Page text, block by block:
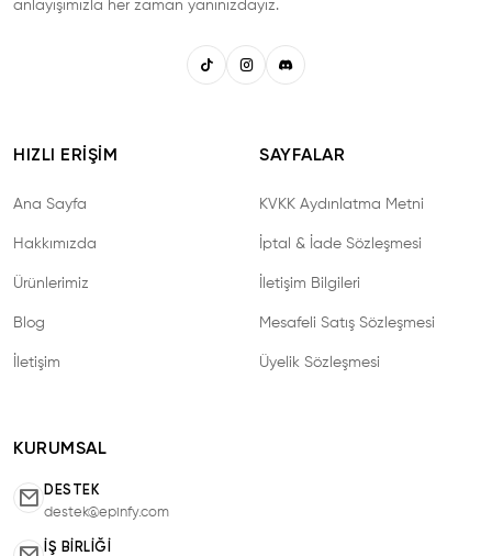
anlayışımızla her zaman yanınızdayız.
HIZLI ERIŞIM
Ana Sayfa
Hakkımızda
Ürünlerimiz
Blog
İletişim
SAYFALAR
KVKK Aydınlatma Metni
İptal & İade Sözleşmesi
İletişim Bilgileri
Mesafeli Satış Sözleşmesi
Üyelik Sözleşmesi
KURUMSAL
DESTEK
destek@epinfy.com
İŞ BIRLIĞI